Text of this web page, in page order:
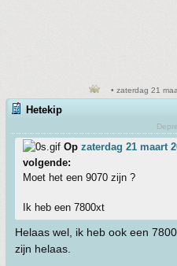
• zaterdag 21
Hetekip
Op zaterdag 21 maart
volgende:
Moet het een 9070 zijn ?
Ik heb een 7800xt
Helaas wel, ik heb ook een
zijn helaas.